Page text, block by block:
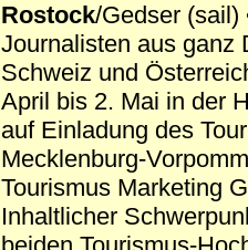
Rostock/Gedser (sail)
Journalisten aus ganz
Schweiz und
April bis 2. Mai in der
auf Einladung des
Mecklenburg-
Tourismus Marketing
Inhaltlicher